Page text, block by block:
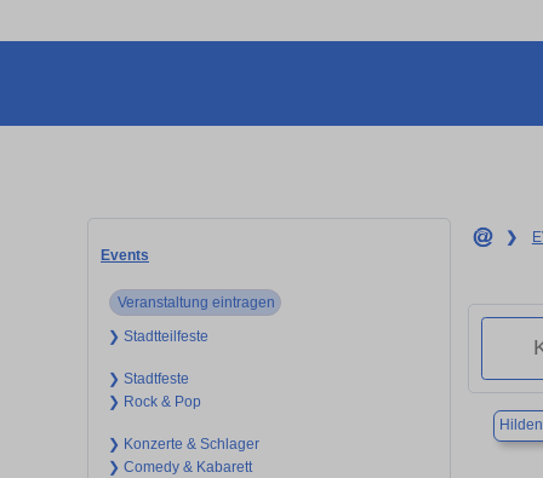
Events
Veranstaltung eintragen
❯ Stadtteilfeste
❯ Stadtfeste
❯ Rock & Pop
❯ Konzerte & Schlager
❯ Comedy & Kabarett
❯
Hilden